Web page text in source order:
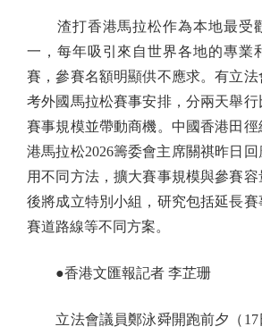
渣打香港馬拉松作為本地最受
一，每年吸引來自世界各地的專業
賽，參賽名額明顯供不應求。有立
考外國馬拉松賽事安排，分兩天舉
賽事規模並帶動商機。中國香港田
港馬拉松2026籌委會主席關祺昨日
用不同方法，擴大賽事規模與參賽
後將成立特別小組，研究包括延長
賽道路線等不同方案。
●香港文匯報記者 李芷珊
立法會議員鄭泳舜開跑前夕（17